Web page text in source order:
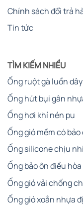
Chính sách đổi trả
Tin tức
TÌM KIẾM NHIỀU
Ống ruột gà luồn
Ống hút bụi gân
Ống hơi khí nén pu
Ống gió mềm có bảo
Ống silicone chịu
Ống bảo ôn điều hòa
Ống gió vải chống
Ống gió xoắn nhựa